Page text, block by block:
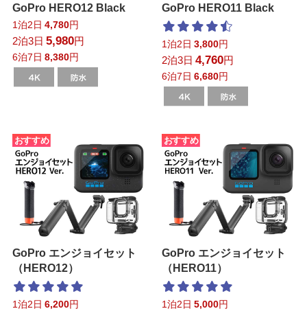
GoPro HERO12 Black
1泊2日 4,780円
2泊3日 5,980円
6泊7日 8,380円
GoPro HERO11 Black
1泊2日 3,800円
2泊3日 4,760円
6泊7日 6,680円
GoPro エンジョイセット
（HERO12）
1泊2日 6,200円
おすすめ
GoPro エンジョイセット
（HERO11）
1泊2日 5,000円
おすすめ